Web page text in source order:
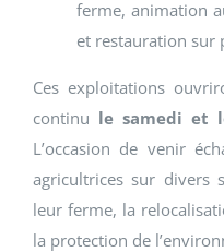
ferme, animation
et restauration sur
Ces exploitations
continu le samedi et
L’occasion de venir
agricultrices sur divers
leur ferme, la
la protection de